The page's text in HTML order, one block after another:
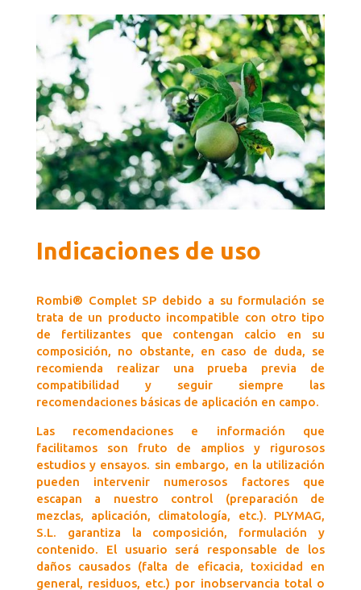
Indicaciones de uso
Rombi® Complet SP debido a su formulación se
trata de un producto incompatible con otro tipo
de fertilizantes que contengan calcio en su
composición, no obstante, en caso de duda, se
recomienda realizar una prueba previa de
compatibilidad y seguir siempre las
recomendaciones básicas de aplicación en campo.
Las recomendaciones e información que
facilitamos son fruto de amplios y rigurosos
estudios y ensayos. sin embargo, en la utilización
pueden intervenir numerosos factores que
escapan a nuestro control (preparación de
mezclas, aplicación, climatología, etc.). PLYMAG,
S.L. garantiza la composición, formulación y
contenido. El usuario será responsable de los
daños causados (falta de eficacia, toxicidad en
general, residuos, etc.) por inobservancia total o